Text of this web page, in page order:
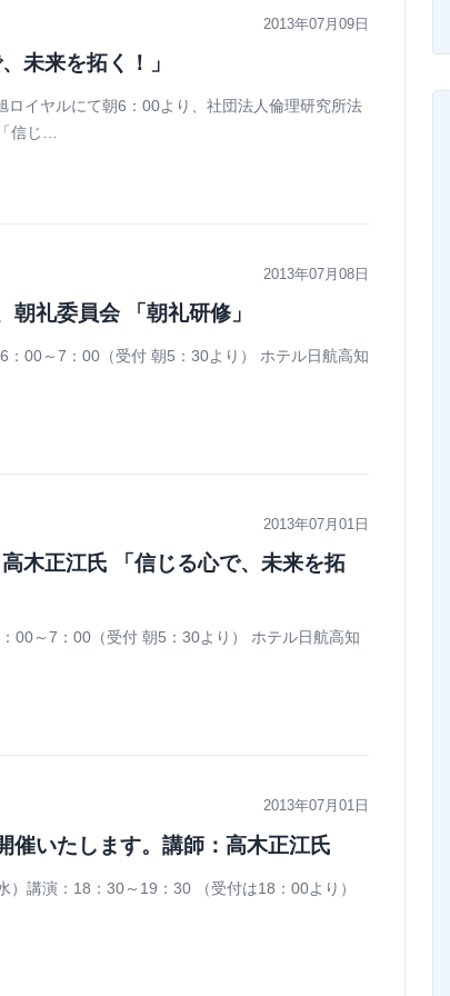
2013年07月09日
未来を拓く！」
イヤルにて朝6：00より、社団法人倫理研究所法
信じ…
2013年07月08日
礼委員会 「朝礼研修」
00～7：00（受付 朝5：30より） ホテル日航高知
2013年07月01日
木正江氏 「信じる心で、未来を拓
～7：00（受付 朝5：30より） ホテル日航高知
2013年07月01日
催いたします。講師：高木正江氏
講演：18：30～19：30 （受付は18：00より）